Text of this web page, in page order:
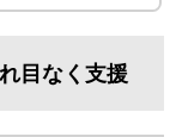
目なく支援